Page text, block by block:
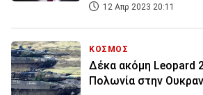
12 Απρ 2023 20:11
ΚΟΣΜΟΣ
Δέκα ακόμη Leopard
Πολωνία στην